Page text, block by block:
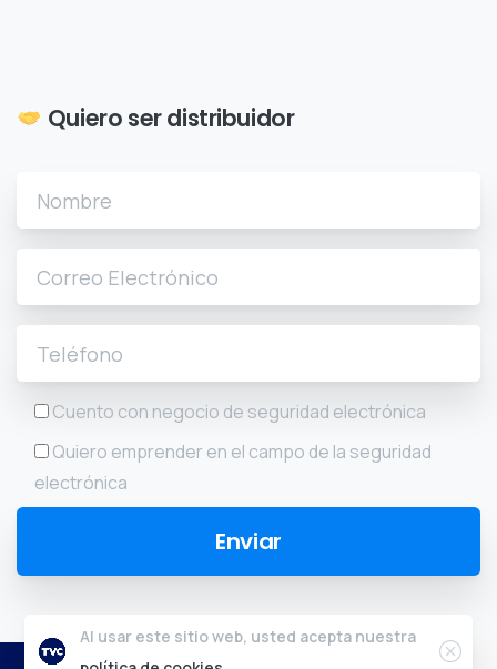
Quiero ser distribuidor
Cuento con negocio de seguridad electrónica
Quiero emprender en el campo de la seguridad
electrónica
Al usar este sitio web, usted acepta nuestra